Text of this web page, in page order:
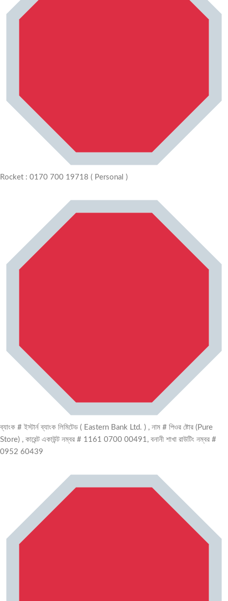
Rocket : 0170 700 19718 ( Personal )
ব্যাংক # ইস্টার্ন ব্যাংক লিমিটেড ( Eastern Bank Ltd. ) , নাম # পিওর ষ্টোর (Pure
Store) , কারেন্ট একাউন্ট নম্বর # 1161 0700 00491, বনানী শাখা রাউটিং নম্বর #
0952 60439